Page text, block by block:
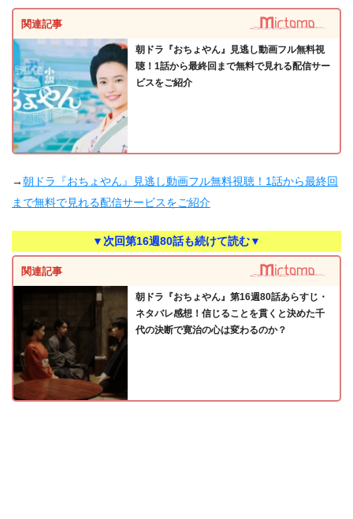
関連記事
朝ドラ『おちょやん』見逃し動画フル無料視
聴！1話から最終回まで無料で見れる配信サー
ビスをご紹介
→朝ドラ『おちょやん』見逃し動画フル無料視聴！1話から最終回
まで無料で見れる配信サービスをご紹介
▼次回第16週80話も続けて読む▼
関連記事
朝ドラ『おちょやん』第16週80話あらすじ・
ネタバレ感想！信じることを貫くと決めた千
代の決断で寛治の心は変わるのか？